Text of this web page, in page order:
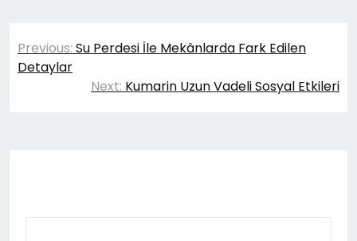
Yazı
gezinmesi
Previous: Su Perdesi İle Mekânlarda Fark Edilen
Detaylar
Next: Kumarin Uzun Vadeli Sosyal Etkileri